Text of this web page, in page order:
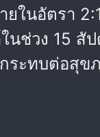
ในอัตรา
ช่วง 15 สั
ระทบต่อสุข